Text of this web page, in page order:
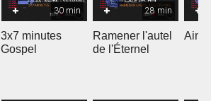
30 min
3x7 minutes
Gospel
28 min
Ramener l'autel
de l'Éternel